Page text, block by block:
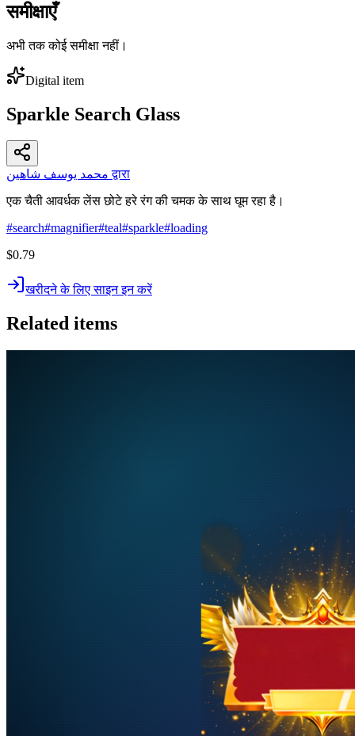
समीक्षाएँ
अभी तक कोई समीक्षा नहीं।
Digital item
Sparkle Search Glass
محمد يوسف شاهين द्वारा
एक चैती आवर्धक लेंस छोटे हरे रंग की चमक के साथ घूम रहा है।
#search#magnifier#teal#sparkle#loading
$0.79
खरीदने के लिए साइन इन करें
Related items